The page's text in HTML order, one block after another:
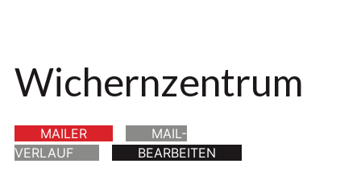
Wichernzentrum
MAILER
MAIL-
VERLAUF
BEARBEITEN